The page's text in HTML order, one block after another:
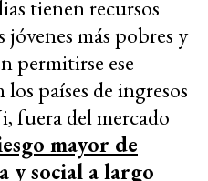
tienen recursos
más pobres y
permitirse ese
países de ingresos
fuera del mercado
mayor de
y social a largo